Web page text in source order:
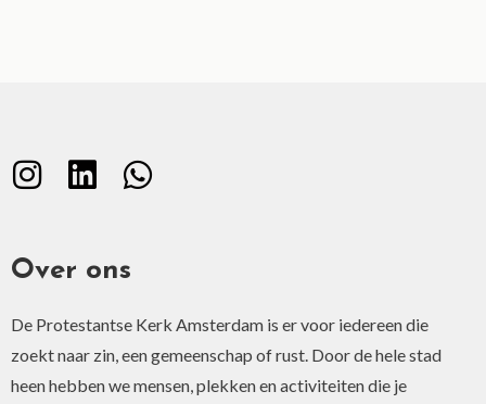
Over ons
De Protestantse Kerk Amsterdam is er voor iedereen die
zoekt naar zin, een gemeenschap of rust. Door de hele stad
heen hebben we mensen, plekken en activiteiten die je